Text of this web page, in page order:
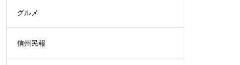
グルメ
信州民報